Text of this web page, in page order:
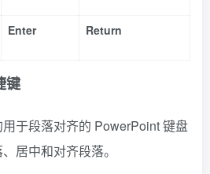
Enter Return
键
于段落对齐的 PowerPoint 键盘
居中和对齐段落。